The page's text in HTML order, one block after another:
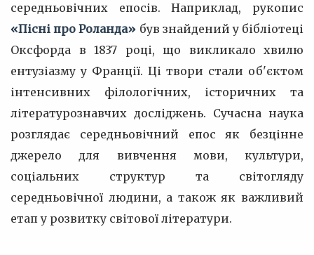
середньовічних епосів. Наприклад, рукопис
«Пісні про Роланда» був знайдений у бібліотеці
Оксфорда в 1837 році, що викликало хвилю
ентузіазму у Франції. Ці твори стали об'єктом
інтенсивних філологічних, історичних та
літературознавчих досліджень. Сучасна наука
розглядає середньовічний епос як безцінне
джерело для вивчення мови, культури,
соціальних структур та світогляду
середньовічної людини, а також як важливий
етап у розвитку світової літератури.